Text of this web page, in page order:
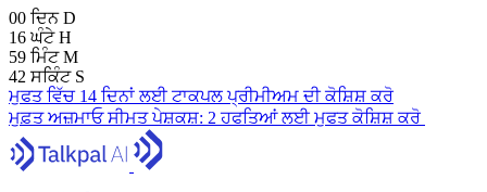
00 ਦਿਨD
16 ਘੰਟੇH
59 ਮਿੰਟM
41 ਸਕਿੰਟ S
ਮੁਫਤ ਵਿੱਚ 14 ਦਿਨਾਂ ਲਈ ਟਾਕਪਲ ਪ੍ਰੀਮੀਅਮ ਦੀ ਕੋਸ਼ਿਸ਼ ਕਰੋ
ਮੁਫ਼ਤ ਅਜ਼ਮਾਓਸੀਮਤ ਪੇਸ਼ਕਸ਼: 2 ਹਫਤਿਆਂ ਲਈ ਮੁਫਤ ਕੋਸ਼ਿਸ਼ ਕਰੋ